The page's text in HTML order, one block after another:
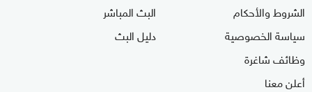
الشروط والأحكام
سياسة الخصوصية
وظائف شاغرة
أعلن معنا
البث المباشر
دليل البث